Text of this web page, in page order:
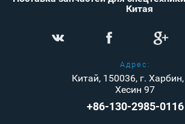
Китая
Адрес:
Китай, 150036, г. Харбин,
Хесин 97
+86-130-2985-0116